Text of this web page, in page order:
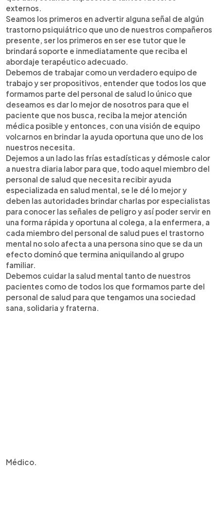
externos.
Seamos los primeros en advertir alguna señal de algún
trastorno psiquiátrico que uno de nuestros compañeros
presente, ser los primeros en ser ese tutor que le
brindará soporte e inmediatamente que reciba el
abordaje terapéutico adecuado.
Debemos de trabajar como un verdadero equipo de
trabajo y ser propositivos, entender que todos los que
formamos parte del personal de salud lo único que
deseamos es dar lo mejor de nosotros para que el
paciente que nos busca, reciba la mejor atención
médica posible y entonces, con una visión de equipo
volcarnos en brindar la ayuda oportuna que uno de los
nuestros necesita.
Dejemos a un lado las frías estadísticas y démosle calor
a nuestra diaria labor para que, todo aquel miembro del
personal de salud que necesita recibir ayuda
especializada en salud mental, se le dé lo mejor y
deben las autoridades brindar charlas por especialistas
para conocer las señales de peligro y así poder servir en
una forma rápida y oportuna al colega, a la enfermera, a
cada miembro del personal de salud pues el trastorno
mental no solo afecta a una persona sino que se da un
efecto dominó que termina aniquilando al grupo
familiar.
Debemos cuidar la salud mental tanto de nuestros
pacientes como de todos los que formamos parte del
personal de salud para que tengamos una sociedad
sana, solidaria y fraterna.
Médico.